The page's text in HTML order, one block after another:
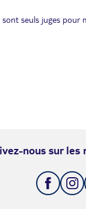
seuls juges pour
nous sur les